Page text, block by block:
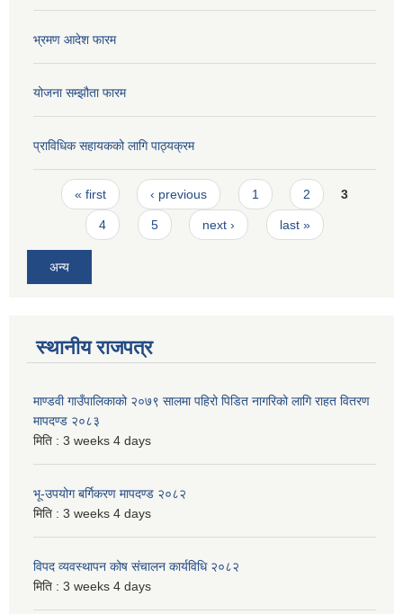
भ्रमण आदेश फारम
योजना सम्झौता फारम
प्राविधिक सहायकको लागि पाठ्यक्रम
Pages
« first ‹ previous 1 2 3
4 5 next › last »
अन्य
स्थानीय राजपत्र
माण्डवी गाउँपालिकाको २०७९ सालमा पहिरो पिडित नागरिको लागि राहत वितरण
मापदण्ड २०८३
मिति : 3 weeks 4 days
भू-उपयोग बर्गिकरण मापदण्ड २०८२
मिति : 3 weeks 4 days
विपद व्यवस्थापन कोष संचालन कार्यविधि २०८२
मिति : 3 weeks 4 days